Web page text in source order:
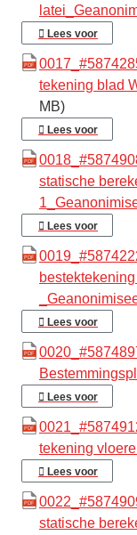
Lees voor
tekening blad
MB)
Lees voor
statische
Lees voor
Lees voor
Lees voor
tekening
Lees voor
statische